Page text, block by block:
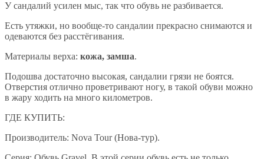
У сандалий усилен мыс, так что обувь не разбивается.
Есть утяжки, но вообще-то сандалии прекрасно снимаются и
одеваются без расстёгивания.
Материалы верха: кожа, замша.
Подошва достаточно высокая, сандалии грязи не боятся.
Отверстия отлично проветривают ногу, в такой обуви можно
в жару ходить на много километров.
ГДЕ КУПИТЬ:
Производитель: Nova Tour (Нова-тур).